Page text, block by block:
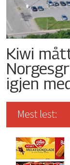
Kiwi
igjen
Mest lest: